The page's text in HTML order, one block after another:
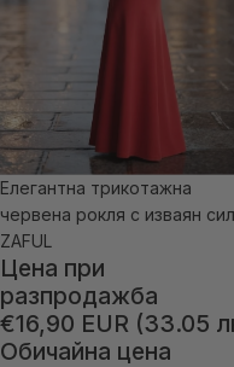
-41% отстъпка
Елегантна трикотажна
червена рокля с изваян
ZAFUL
Цена при
разпродажба
€16,90 EUR (33.05
Обичайна цена